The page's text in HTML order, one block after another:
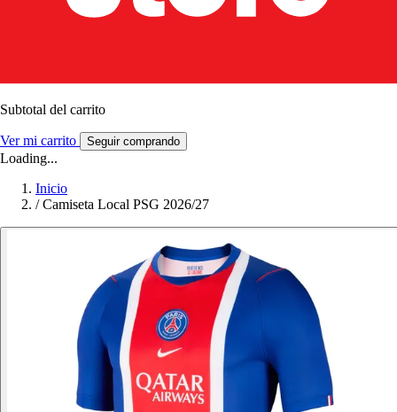
Subtotal del carrito
Ver mi carrito Seguir comprando
Loading...
Inicio
/ Camiseta Local PSG 2026/27